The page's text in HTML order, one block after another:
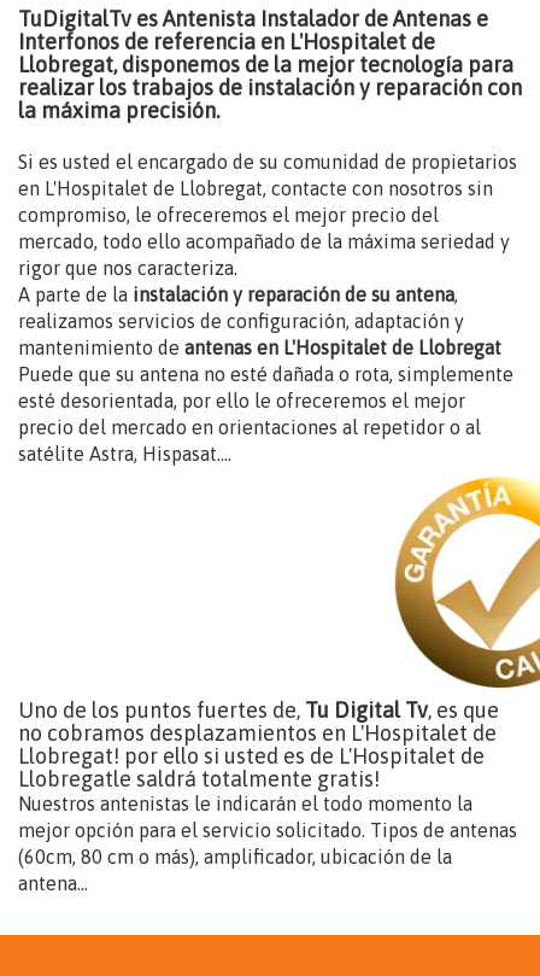
TuDigitalTv es Antenista Instalador de Antenas e
Interfonos de referencia en L'Hospitalet de
Llobregat, disponemos de la mejor tecnología para
realizar los trabajos de instalación y reparación con
la máxima precisión.
Si es usted el encargado de su comunidad de propietarios
en L'Hospitalet de Llobregat, contacte con nosotros sin
compromiso, le ofreceremos el mejor precio del
mercado, todo ello acompañado de la máxima seriedad y
rigor que nos caracteriza.
A parte de la instalación y reparación de su antena,
realizamos servicios de configuración, adaptación y
mantenimiento de antenas en L'Hospitalet de Llobregat
Puede que su antena no esté dañada o rota, simplemente
esté desorientada, por ello le ofreceremos el mejor
precio del mercado en orientaciones al repetidor o al
satélite Astra, Hispasat....
Uno de los puntos fuertes de, Tu Digital Tv, es que
no cobramos desplazamientos en L'Hospitalet de
Llobregat! por ello si usted es de L'Hospitalet de
Llobregatle saldrá totalmente gratis!
Nuestros antenistas le indicarán el todo momento la
mejor opción para el servicio solicitado. Tipos de antenas
(60cm, 80 cm o más), amplificador, ubicación de la
antena...